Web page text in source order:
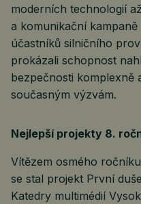
moderních technologií
a komunikační
účastníků silničního
prokázali schopnost
bezpečnosti komplexně
současným výzvám.
Nejlepší projekty 8.
Vítězem osmého
se stal projekt První
Katedry multimédií